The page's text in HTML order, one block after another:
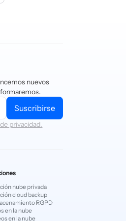
nuevos
Suscribirse
privacidad.
nube privada
cloud backup
RGPD
en la nube
en la nube